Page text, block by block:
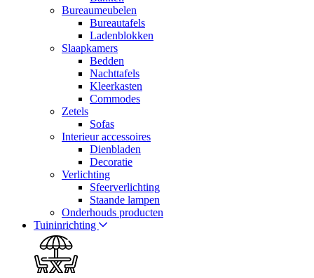
Bureaumeubelen
Bureautafels
Ladenblokken
Slaapkamers
Bedden
Nachttafels
Kleerkasten
Commodes
Zetels
Sofas
Interieur accessoires
Dienbladen
Decoratie
Verlichting
Sfeerverlichting
Staande lampen
Onderhouds producten
Tuininrichting